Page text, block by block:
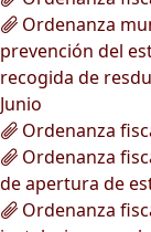
Ordenanza
prevención del
recogida de
Junio
Ordenanza
Ordenanza
de apertura de
Ordenanza